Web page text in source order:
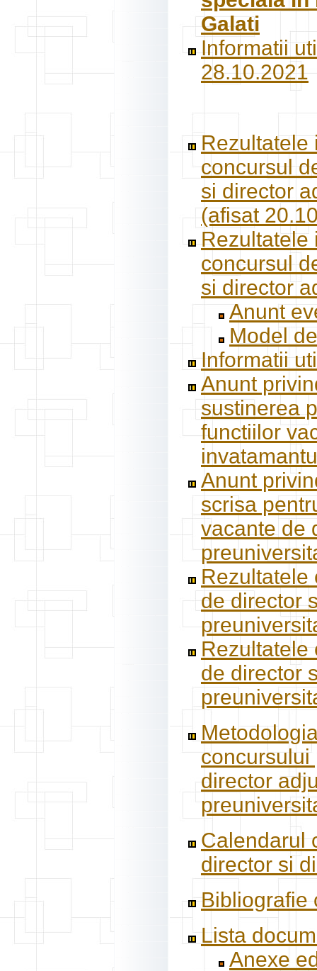
Galati
Informatii
28.10.2021
Rezultatele
concursul
si director
(afisat
Rezultatele
concursul
si director
Anunt
Model
Informatii
Anunt
sustinerea
functiilor
Anunt
scrisa
vacante de
Rezultatele
de director
Rezultatele
de director
concursului
director
Calendarul
director si
Bibliografie
Lista
Anexe